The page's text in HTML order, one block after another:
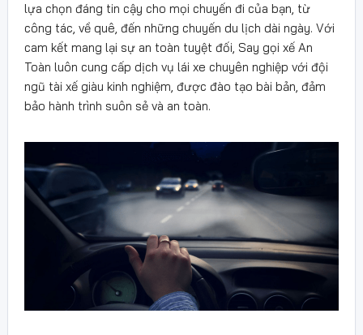
lựa chọn đáng tin cậy cho mọi chuyến đi của bạn, từ
công tác, về quê, đến những chuyến du lịch dài ngày. Với
cam kết mang lại sự an toàn tuyệt đối, Say gọi xế An
Toàn luôn cung cấp dịch vụ lái xe chuyên nghiệp với đội
ngũ tài xế giàu kinh nghiệm, được đào tạo bài bản, đảm
bảo hành trình suôn sẻ và an toàn.